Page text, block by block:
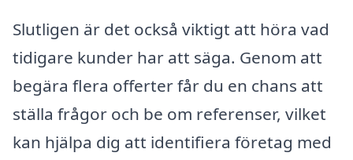
Slutligen är det också viktigt att höra vad
tidigare kunder har att säga. Genom att
begära flera offerter får du en chans att
ställa frågor och be om referenser, vilket
kan hjälpa dig att identifiera företag med